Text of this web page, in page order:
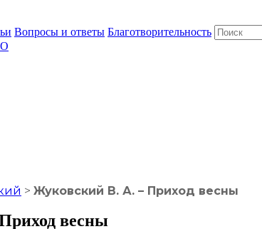
Вопросы и ответы Благотворительность
> Жуковский В. А. – Приход весны
весны